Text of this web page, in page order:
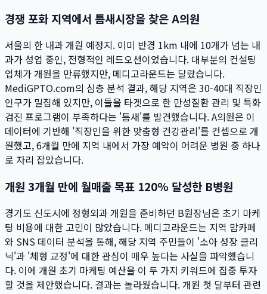
경쟁 포화 지역에서 틈새시장을 찾은 A의원
서울의 한 내과 개원 예정지. 이미 반경 1km 내에 10개가 넘는 내
과가 성업 중인, 전형적인 레드오션이었습니다. 대부분의 컨설팅
업체가 개원을 만류했지만, 메디고라운드는 달랐습니다.
MediGPTO.com의 심층 분석 결과, 해당 지역은 30-40대 직장인
인구가 밀집해 있지만, 이들을 타겟으로 한 만성질환 관리 및 특화
검진 프로그램이 부족하다는 '틈새'를 발견했습니다. A의원은 이
데이터에 기반해 '직장인을 위한 맞춤형 건강관리'를 컨셉으로 개
원했고, 6개월 만에 지역 내에서 가장 예약이 어려운 병원 중 하나
로 자리 잡았습니다.
개원 3개월 만에 월매출 목표 120% 달성한 B병원
경기도 신도시에 정형외과 개원을 준비하던 B원장님은 초기 마케
팅 비용에 대한 고민이 많았습니다. 메디고라운드는 지역 맘카페
와 SNS 데이터 분석을 통해, 해당 지역 주민들이 '소아 성장 클리
닉'과 '체형 교정'에 대한 관심이 매우 높다는 사실을 파악했습니
다. 이에 개원 초기 마케팅 예산을 이 두 가지 키워드에 집중 투자
할 것을 제안했습니다. 결과는 놀라웠습니다. 개원 첫 달부터 관련